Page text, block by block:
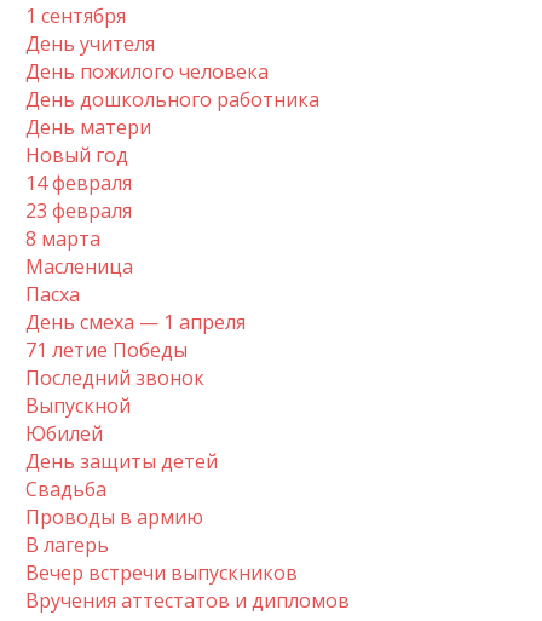
1 сентября
День учителя
День пожилого человека
День дошкольного работника
День матери
Новый год
14 февраля
23 февраля
8 марта
Масленица
Пасха
День смеха — 1 апреля
71 летие Победы
Последний звонок
Выпускной
Юбилей
День защиты детей
Свадьба
Проводы в армию
В лагерь
Вечер встречи выпускников
Вручения аттестатов и дипломов